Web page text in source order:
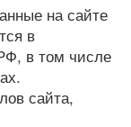
на сайте
в
в том числе
сайта,